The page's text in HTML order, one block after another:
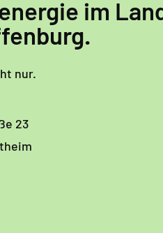
im
nur.
23